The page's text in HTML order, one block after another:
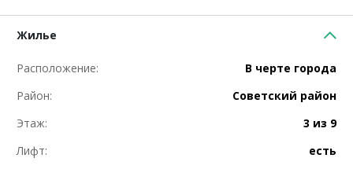
Жилье
Расположение:
В черте города
Район:
Советский район
Этаж:
3 из 9
Лифт:
есть